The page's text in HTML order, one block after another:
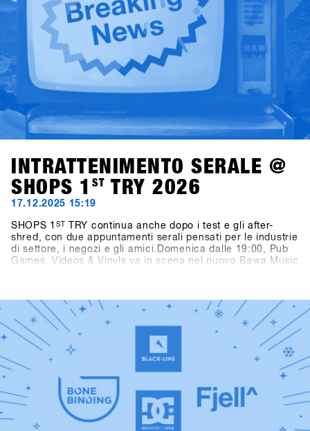
dello snowboard.
INTRATTENIMENTO SERALE @
SHOPS 1
ST TRY 2026
17.12.2025 15:19
SHOPS 1 ST
TRY continua anche dopo i test e gli after-
shred, con due appuntamenti serali pensati per le industrie
di settore, i negozi e gli amici.Domenica dalle 19:00, Pub
Games, Videos & Vinyls va in scena nel nuovo Bawa Music
possono vincere gramdi premi.Lunedì dalle 21:00, due
vere leggende dello snowboard passano dietro alla
consolle: Fredi Kalbermatten e Gogo Gossner, alias DJ
Fredi K & DJock Norris. Il loro viaggio tra hip hop old-
school, funk e soul prende vita al Kosis Pub (Hotel Kosis,
Fügen).Due serate indimenticabili in due location diverse e
stimolanti, pensate come spazi di confronto, community,
divertimento e tempo condiviso lontano dalla neve.